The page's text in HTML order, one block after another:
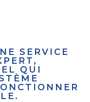
SERVICE
QUI